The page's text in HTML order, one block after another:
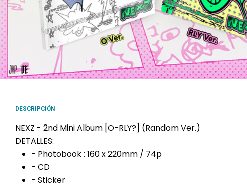
DESCRIPCIÓN
NEXZ - 2nd Mini Album [O-RLY?] (Random Ver.)
DETALLES:
- Photobook : 160 x 220mm / 74p
- CD
- Sticker